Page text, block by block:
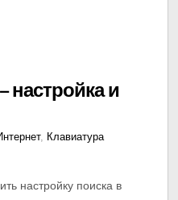
настройка и
, Клавиатура
настройку поиска в